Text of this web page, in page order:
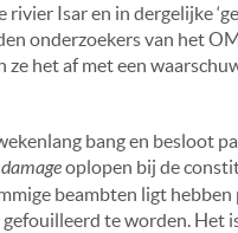
Isar en in dergelijke
onderzoekers van het
ze het af met een
bang en besloot
oplopen bij de
beambten ligt
te worden. Het